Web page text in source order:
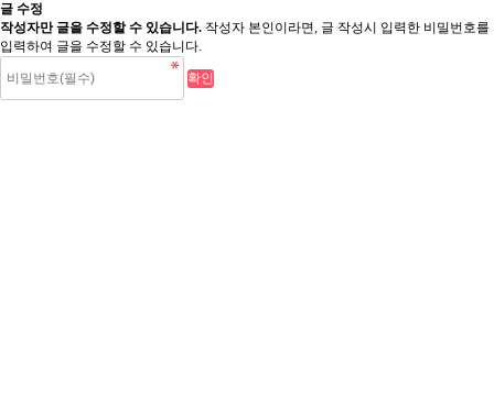
글 수정
작성자만 글을 수정할 수 있습니다. 작성자 본인이라면, 글 작성시 입력한 비밀번호를
입력하여 글을 수정할 수 있습니다.